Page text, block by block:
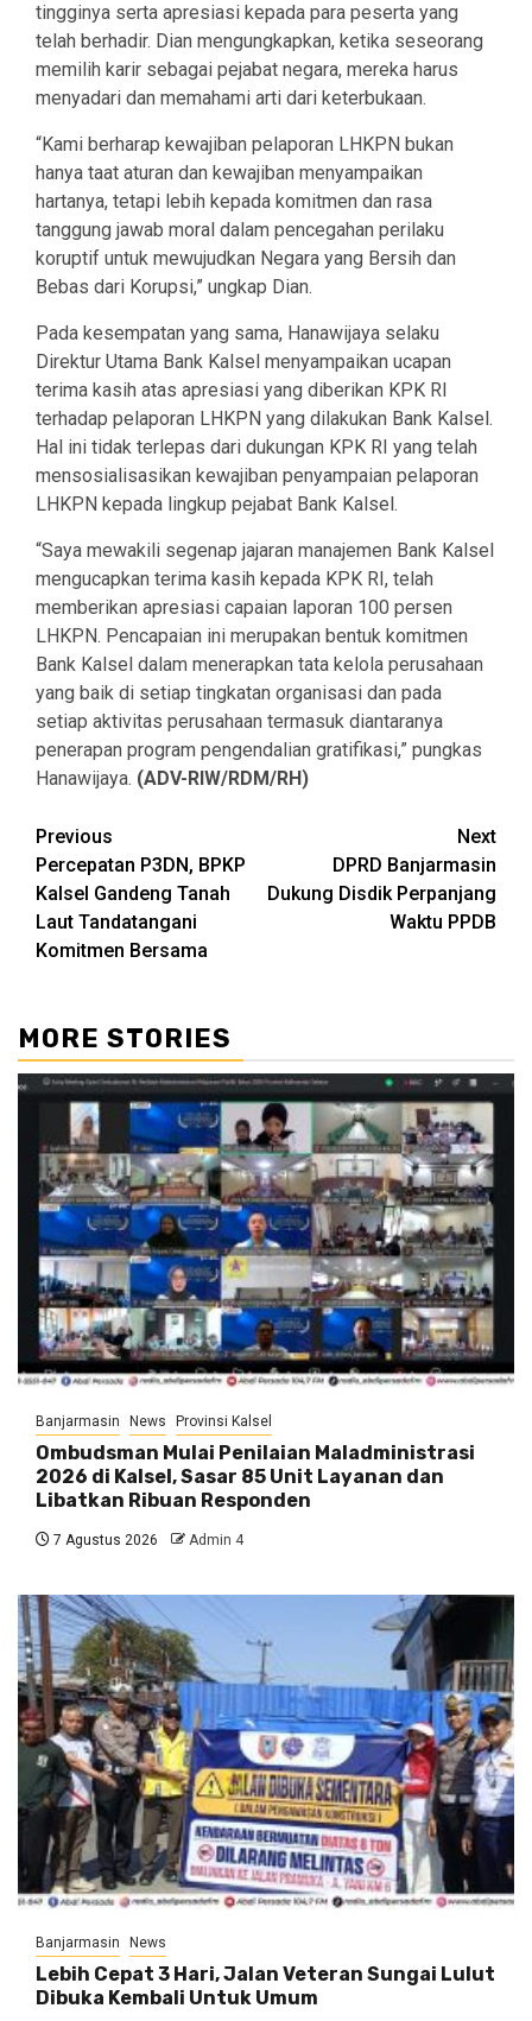
tingginya serta apresiasi kepada para peserta yang
telah berhadir. Dian mengungkapkan, ketika seseorang
memilih karir sebagai pejabat negara, mereka harus
menyadari dan memahami arti dari keterbukaan.
“Kami berharap kewajiban pelaporan LHKPN bukan
hanya taat aturan dan kewajiban menyampaikan
hartanya, tetapi lebih kepada komitmen dan rasa
tanggung jawab moral dalam pencegahan perilaku
koruptif untuk mewujudkan Negara yang Bersih dan
Bebas dari Korupsi,” ungkap Dian.
Pada kesempatan yang sama, Hanawijaya selaku
Direktur Utama Bank Kalsel menyampaikan ucapan
terima kasih atas apresiasi yang diberikan KPK RI
terhadap pelaporan LHKPN yang dilakukan Bank Kalsel.
Hal ini tidak terlepas dari dukungan KPK RI yang telah
mensosialisasikan kewajiban penyampaian pelaporan
LHKPN kepada lingkup pejabat Bank Kalsel.
“Saya mewakili segenap jajaran manajemen Bank Kalsel
mengucapkan terima kasih kepada KPK RI, telah
memberikan apresiasi capaian laporan 100 persen
LHKPN. Pencapaian ini merupakan bentuk komitmen
Bank Kalsel dalam menerapkan tata kelola perusahaan
yang baik di setiap tingkatan organisasi dan pada
setiap aktivitas perusahaan termasuk diantaranya
penerapan program pengendalian gratifikasi,” pungkas
Hanawijaya. (ADV-RIW/RDM/RH)
Continue
Reading
Previous
Percepatan P3DN, BPKP
Kalsel Gandeng Tanah
Laut Tandatangani
Komitmen Bersama
Next
DPRD Banjarmasin
Dukung Disdik Perpanjang
Waktu PPDB
MORE STORIES
Banjarmasin News Provinsi Kalsel
Ombudsman Mulai Penilaian Maladministrasi
2026 di Kalsel, Sasar 85 Unit Layanan dan
Libatkan Ribuan Responden
7 Agustus 2026 Admin 4
Banjarmasin News
Lebih Cepat 3 Hari, Jalan Veteran Sungai Lulut
Dibuka Kembali Untuk Umum